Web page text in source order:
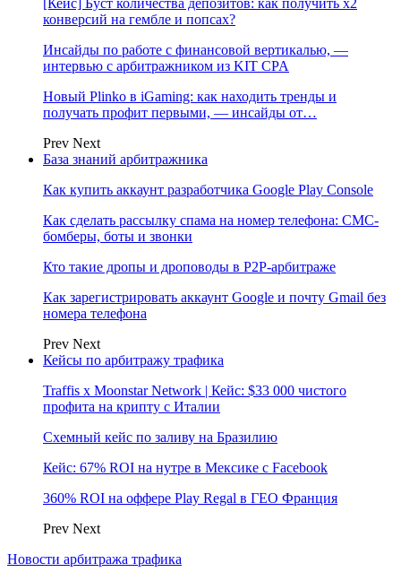
[Кейс] Буст количества депозитов: как получить х2
конверсий на гембле и попсах?
Инсайды по работе с финансовой вертикалью, —
интервью с арбитражником из KIT CPA
Новый Plinko в iGaming: как находить тренды и
получать профит первыми, — инсайды от…
Prev Next
База знаний арбитражника
Как купить аккаунт разработчика Google Play Console
Как сделать рассылку спама на номер телефона: СМС-
бомберы, боты и звонки
Кто такие дропы и дроповоды в P2P-арбитраже
Как зарегистрировать аккаунт Google и почту Gmail без
номера телефона
Prev Next
Кейсы по арбитражу трафика
Traffis x Moonstar Network | Кейс: $33 000 чистого
профита на крипту с Италии
Схемный кейс по заливу на Бразилию
Кейс: 67% ROI на нутре в Мексике с Facebook
360% ROI на оффере Play Regal в ГЕО Франция
Prev Next
Новости арбитража трафика